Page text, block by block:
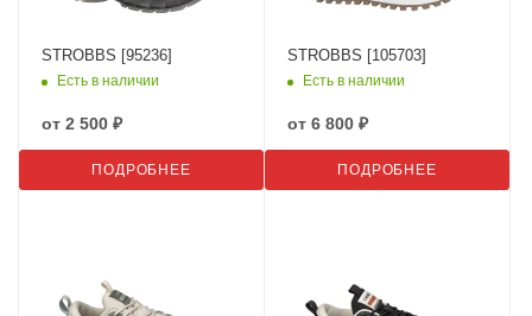
STROBBS [95236]
Есть в наличии
от 2 500 ₽
ПОДРОБНЕЕ
STROBBS [105703]
Есть в наличии
от 6 800 ₽
ПОДРОБНЕЕ